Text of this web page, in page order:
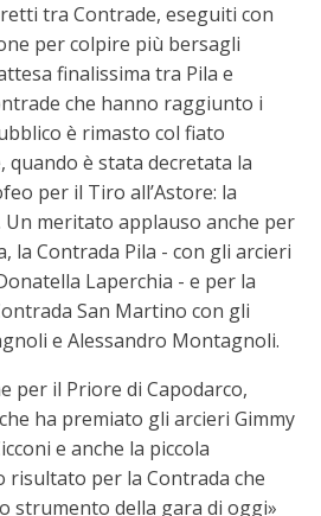
tra Contrade, eseguiti con
per colpire più bersagli
finalissima tra Pila e
che hanno raggiunto i
è rimasto col fiato
quando è stata decretata la
per il Tiro all’Astore: la
Un meritato applauso anche per
la Contrada Pila - con gli arcieri
Laperchia - e per la
San Martino con gli
e Alessandro Montagnoli.
per il Priore di Capodarco,
ha premiato gli arcieri Gimmy
e anche la piccola
risultato per la Contrada che
strumento della gara di oggi»